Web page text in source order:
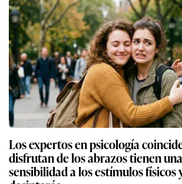
Los expertos en psicología
disfrutan de los abrazos tienen
sensibilidad a los estímulos físicos